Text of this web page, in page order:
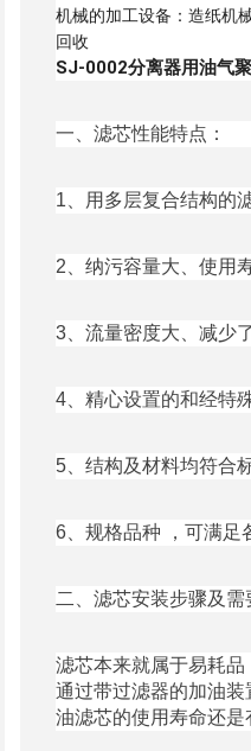
机械的加工设备：造纸机
回收
SJ-0002分离器用油气
一、滤芯性能特点：
1、用多层复合结构的
2、纳污容量大、使用
3、流量密度大、减少
4、精心设置的和经特
5、结构及材料均符合
6、规格品种 ，可满足
二、滤芯安装步骤及
滤芯本来就属于易耗
通过带过滤器的加油
油滤芯的使用寿命还是